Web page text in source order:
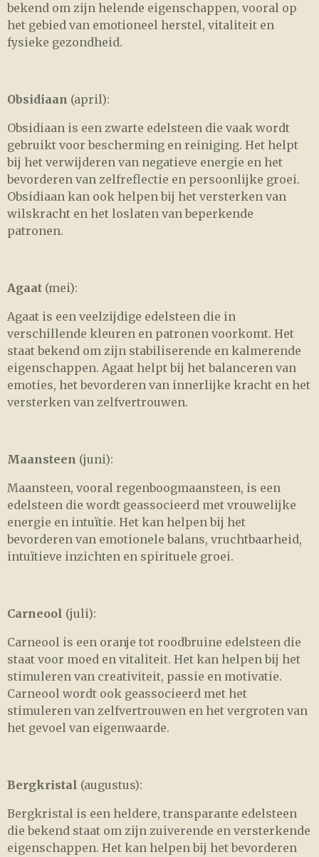
bekend om zijn helende eigenschappen, vooral op
het gebied van emotioneel herstel, vitaliteit en
fysieke gezondheid.
Obsidiaan (april):
Obsidiaan is een zwarte edelsteen die vaak wordt
gebruikt voor bescherming en reiniging. Het helpt
bij het verwijderen van negatieve energie en het
bevorderen van zelfreflectie en persoonlijke groei.
Obsidiaan kan ook helpen bij het versterken van
wilskracht en het loslaten van beperkende
patronen.
Agaat (mei):
Agaat is een veelzijdige edelsteen die in
verschillende kleuren en patronen voorkomt. Het
staat bekend om zijn stabiliserende en kalmerende
eigenschappen. Agaat helpt bij het balanceren van
emoties, het bevorderen van innerlijke kracht en het
versterken van zelfvertrouwen.
Maansteen (juni):
Maansteen, vooral regenboogmaansteen, is een
edelsteen die wordt geassocieerd met vrouwelijke
energie en intuïtie. Het kan helpen bij het
bevorderen van emotionele balans, vruchtbaarheid,
intuïtieve inzichten en spirituele groei.
Carneool (juli):
Carneool is een oranje tot roodbruine edelsteen die
staat voor moed en vitaliteit. Het kan helpen bij het
stimuleren van creativiteit, passie en motivatie.
Carneool wordt ook geassocieerd met het
stimuleren van zelfvertrouwen en het vergroten van
het gevoel van eigenwaarde.
Bergkristal (augustus):
Bergkristal is een heldere, transparante edelsteen
die bekend staat om zijn zuiverende en versterkende
eigenschappen. Het kan helpen bij het bevorderen